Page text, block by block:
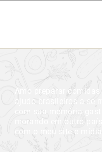
Amo preparar comidas
ajudo brasileiros a se
com sua memória
morando em outro
com o meu site e